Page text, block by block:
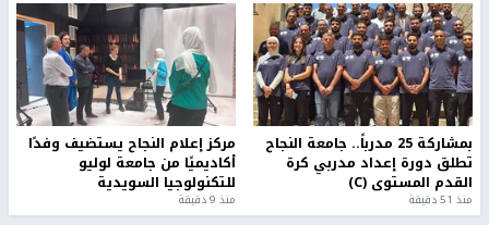
بمشاركة 25 مدرباً.. جامعة النجاح
تطلق دورة إعداد مدربي كرة
القدم المستوى (C)
منذ 51 دقيقة
مركز إعلام النجاح يستضيف وفدًا
أكاديميًا من جامعة لوليو
للتكنولوجيا السويدية
منذ 9 دقيقة